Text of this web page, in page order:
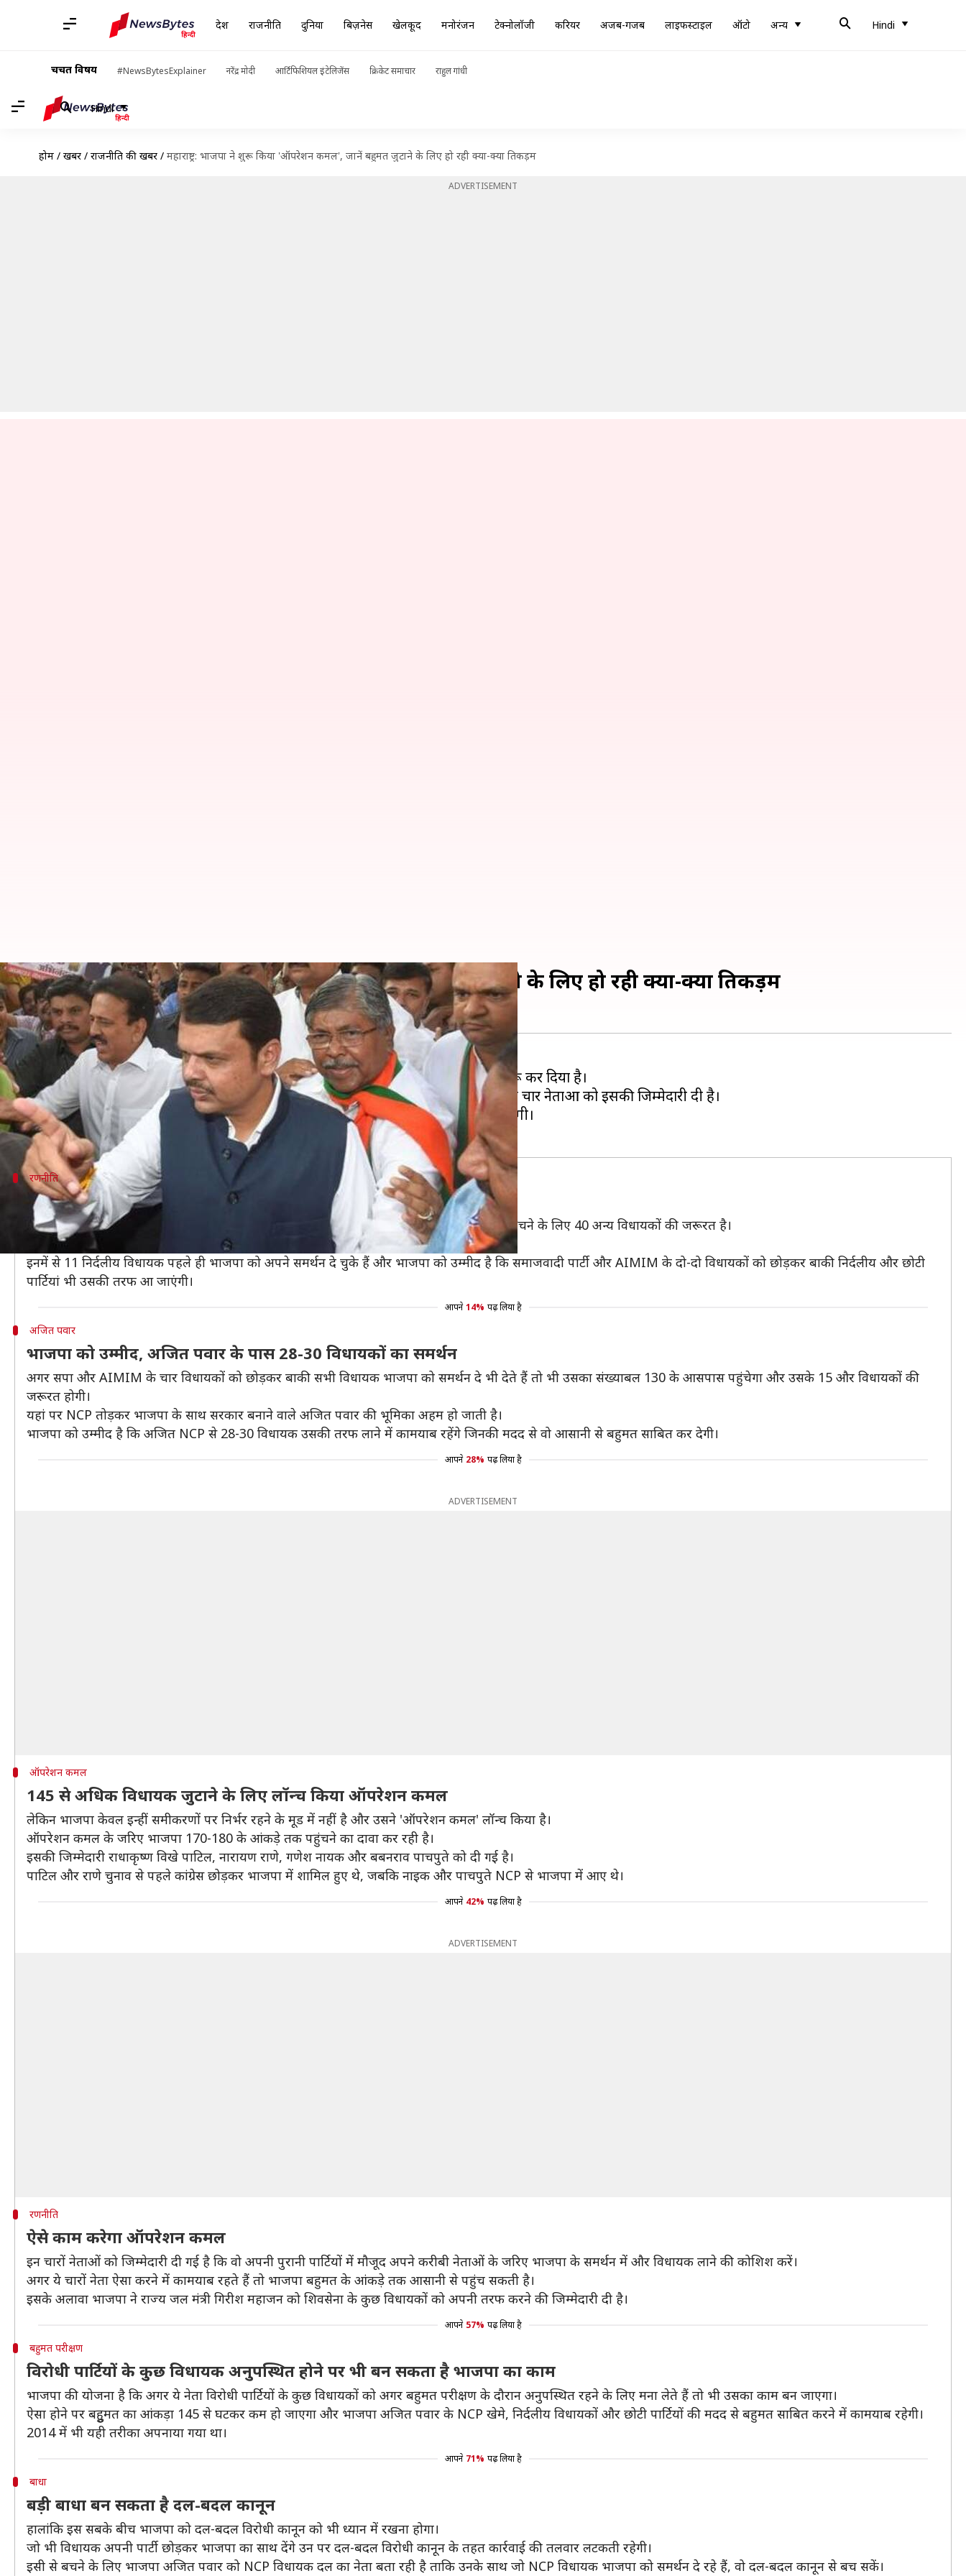
देश राजनीति दुनिया बिज़नेस खेलकूद मनोरंजन टेक्नोलॉजी करियर अजब-गजब लाइफस्टाइल ऑटो अन्य Hindi
चर्चित विषय #NewsBytesExplainer नरेंद्र मोदी आर्टिफिशियल इंटेलिजेंस क्रिकेट समाचार राहुल गांधी
Hindi
होम / खबरें / राजनीति की खबरें / महाराष्ट्र: भाजपा ने शुरू किया 'ऑपरेशन कमल', जानें बहुमत जुटाने के लिए हो रही क्या-क्या तिकड़म
ADVERTISEMENT
महाराष्ट्र: भाजपा ने शुरू किया 'ऑपरेशन कमल', जानें बहुमत जुटाने के लिए हो रही क्या-क्या तिकड़म
लेखन मुकुल तोमर Nov 25, 2019 12:28 pm
क्या है खबर?
महाराष्ट्र में बहुमत परीक्षण के लिए संख्याबल जुटाने में लगी भाजपा ने राज्य में 'ऑपरेशन कमल' शुरू कर दिया है।
पार्टी ने चुनाव से पहले कांग्रेस और राष्ट्रवादी कांग्रेस पार्टी (NCP) छोड़कर भाजपा में शामिल होने वाले चार नेताओं को इसकी जिम्मेदारी दी है।
भाजपा को उम्मीद है कि वो बहुमत के लिए जरूरी 145 विधायकों का आंकड़ा जुटाने में कामयाब रहेगी।
रणनीति
निर्दलीयों और छोटी पार्टियों को अपनी तरफ करेगी भाजपा
288 सदस्यीय महाराष्ट्र विधानसभा में भाजपा के 105 विधायक हैं और उसे बहुमत के आंकड़े 145 तक पहुंचने के लिए 40 अन्य विधायकों की जरूरत है।
राज्य में निर्दलीय और छोटी पार्टियां के कुल मिलाकर 29 विधायक हैं।
इनमें से 11 निर्दलीय विधायक पहले ही भाजपा को अपने समर्थन दे चुके हैं और भाजपा को उम्मीद है कि समाजवादी पार्टी और AIMIM के दो-दो विधायकों को छोड़कर बाकी निर्दलीय और छोटी
पार्टियां भी उसकी तरफ आ जाएंगी।
आपने 14% पढ़ लिया है
अजित पवार
भाजपा को उम्मीद, अजित पवार के पास 28-30 विधायकों का समर्थन
अगर सपा और AIMIM के चार विधायकों को छोड़कर बाकी सभी विधायक भाजपा को समर्थन दे भी देते हैं तो भी उसका संख्याबल 130 के आसपास पहुंचेगा और उसके 15 और विधायकों की
जरूरत होगी।
यहां पर NCP तोड़कर भाजपा के साथ सरकार बनाने वाले अजित पवार की भूमिका अहम हो जाती है।
भाजपा को उम्मीद है कि अजित NCP से 28-30 विधायक उसकी तरफ लाने में कामयाब रहेंगे जिनकी मदद से वो आसानी से बहुमत साबित कर देगी।
आपने 28% पढ़ लिया है
ADVERTISEMENT
ऑपरेशन कमल
145 से अधिक विधायक जुटाने के लिए लॉन्च किया ऑपरेशन कमल
लेकिन भाजपा केवल इन्हीं समीकरणों पर निर्भर रहने के मूड में नहीं है और उसने 'ऑपरेशन कमल' लॉन्च किया है।
ऑपरेशन कमल के जरिए भाजपा 170-180 के आंकड़े तक पहुंचने का दावा कर रही है।
इसकी जिम्मेदारी राधाकृष्ण विखे पाटिल, नारायण राणे, गणेश नायक और बबनराव पाचपुते को दी गई है।
पाटिल और राणे चुनाव से पहले कांग्रेस छोड़कर भाजपा में शामिल हुए थे, जबकि नाइक और पाचपुते NCP से भाजपा में आए थे।
आपने 42% पढ़ लिया है
ADVERTISEMENT
रणनीति
ऐसे काम करेगा ऑपरेशन कमल
इन चारों नेताओं को जिम्मेदारी दी गई है कि वो अपनी पुरानी पार्टियों में मौजूद अपने करीबी नेताओं के जरिए भाजपा के समर्थन में और विधायक लाने की कोशिश करें।
अगर ये चारों नेता ऐसा करने में कामयाब रहते हैं तो भाजपा बहुमत के आंकड़े तक आसानी से पहुंच सकती है।
इसके अलावा भाजपा ने राज्य जल मंत्री गिरीश महाजन को शिवसेना के कुछ विधायकों को अपनी तरफ करने की जिम्मेदारी दी है।
आपने 57% पढ़ लिया है
बहुमत परीक्षण
विरोधी पार्टियों के कुछ विधायक अनुपस्थित होने पर भी बन सकता है भाजपा का काम
भाजपा की योजना है कि अगर ये नेता विरोधी पार्टियों के कुछ विधायकों को अगर बहुमत परीक्षण के दौरान अनुपस्थित रहने के लिए मना लेते हैं तो भी उसका काम बन जाएगा।
ऐसा होने पर बहुुमत का आंकड़ा 145 से घटकर कम हो जाएगा और भाजपा अजित पवार के NCP खेमे, निर्दलीय विधायकों और छोटी पार्टियों की मदद से बहुमत साबित करने में कामयाब रहेगी।
2014 में भी यही तरीका अपनाया गया था।
आपने 71% पढ़ लिया है
बाधा
बड़ी बाधा बन सकता है दल-बदल कानून
हालांकि इस सबके बीच भाजपा को दल-बदल विरोधी कानून को भी ध्यान में रखना होगा।
जो भी विधायक अपनी पार्टी छोड़कर भाजपा का साथ देंगे उन पर दल-बदल विरोधी कानून के तहत कार्रवाई की तलवार लटकती रहेगी।
इसी से बचने के लिए भाजपा अजित पवार को NCP विधायक दल का नेता बता रही है ताकि उनके साथ जो NCP विधायक भाजपा को समर्थन दे रहे हैं, वो दल-बदल कानून से बच सकें।